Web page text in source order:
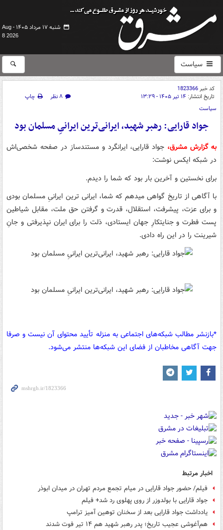
شنبه ۱۷ مرداد ۱۴۰۵ -
Aug
8 2026
سیاست
کد خبر1823366
تاریخ انتشار: ۱۴ تیر ۱۴۰۵ - ۱۳:۲۹ ۸ نظر
چاپ
سیاست
جواد قارایی: رهبر شهید، ایرانی‌ترین ایرانیِ مسلمان بود
به گزارش مشرق، جواد قارایی، ایرانگرد و مستندساز در صفحه شخصی‌اش
در شبکه ایکس نوشت:
برای نخستین و آخرین بار بود که شما را دیدم.
با آگاهی از تاریخ گواهی میدهم که شما، ایرانی ترین ایرانیِ مسلمان بودی
و برای عزت، پیشرفت، استقلال، قدرت و گرفتن حق ملت، مقابل شیاطین
پست فطرت و جنایتکارِ جهان ایستادی، ذلت را برای ایران نپذیرفتی و جانِ
شیرینت را در این راه دادی.
*بازنشر مطالب شبکه‌های اجتماعی به منزله تأیید محتوای آن نیست و صرفا
جهت آگاهی مخاطبان از فضای این شبکه‌ها منتشر می‌شود.
اخبار مرتبط
فیلم/ حضور جواد قارایی در میام تجمع مردم تهران در میدان ابوذر
جواد قارایی با بولدوزر از روی پهلوی رد شد+ فیلم
یادداشت جواد قارایی بعد از سخنان توهین آمیز ترامپ
هم‌آغوشی عجیب تاریخ؛ پدر رهبر شهید هم ۱۴ تیر فوت شدند